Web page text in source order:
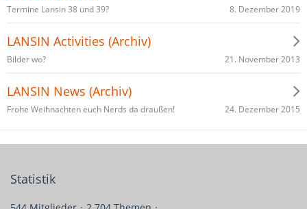
Termine Lansin 38 und 39? 8. Dezember 2019
LANSIN Activities (Archiv)
Bilder wo? 21. November 2013
LANSIN News (Archiv)
Frohe Weihnachten euch Nerds da draußen! 24. Dezember 2015
Statistik